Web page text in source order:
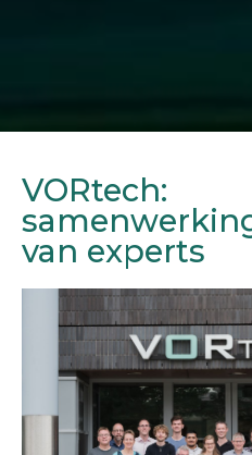
VORtech:
van experts